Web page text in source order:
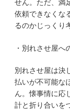
せん。ただ、満
依頼できなくな
るのかじっくり
・別れさせ屋へ
別れさせ屋は決
払いが不可能な
ん。懐事情に応
計と折り合いを